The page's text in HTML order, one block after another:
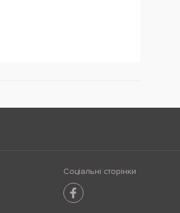
Соціальні сторінки